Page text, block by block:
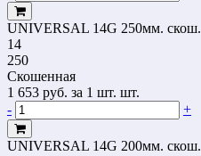
UNIVERSAL 14G 250мм. скош.
14
250
Скошенная
1 653 руб. за 1 шт. шт.
-
+
UNIVERSAL 14G 200мм. скош.